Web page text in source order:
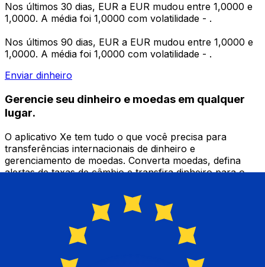
Nos últimos 30 dias, EUR a EUR mudou entre 1,0000 e
1,0000. A média foi 1,0000 com volatilidade - .
Nos últimos 90 dias, EUR a EUR mudou entre 1,0000 e
1,0000. A média foi 1,0000 com volatilidade - .
Enviar dinheiro
Gerencie seu dinheiro e moedas em qualquer
lugar.
O aplicativo Xe tem tudo o que você precisa para
transferências internacionais de dinheiro e
gerenciamento de moedas. Converta moedas, defina
alertas de taxas de câmbio e transfira dinheiro para o